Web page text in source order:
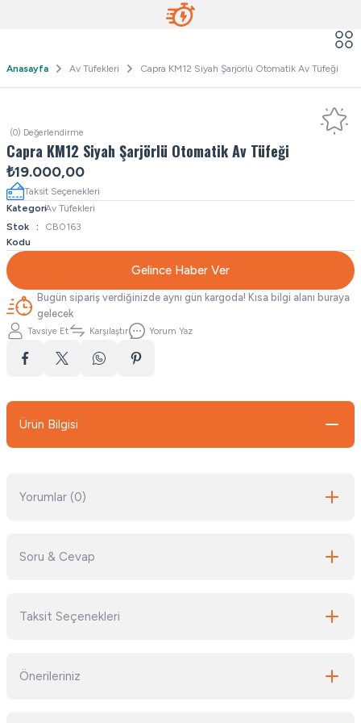
Anasayfa Av Tüfekleri Capra KM12 Siyah Şarjörlü Otomatik Av Tüfeği
(0) Değerlendirme
Capra KM12 Siyah Şarjörlü Otomatik Av Tüfeği
₺19.000,00
Taksit Seçenekleri
KategoriAv Tüfekleri
Stok
Kodu
CB0163
Gelince Haber Ver
Bugün sipariş verdiğinizde aynı gün kargoda! Kısa bilgi alanı buraya
gelecek
Tavsiye Et Karşılaştır Yorum Yaz
Ürün Bilgisi
Yorumlar (0)
Soru & Cevap
Taksit Seçenekleri
Önerileriniz